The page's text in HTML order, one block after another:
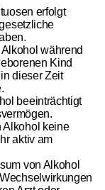
erfolgt
während
Kind
dieser Zeit
beeinträchtigt
Alkohol keine
aktiv am
von Alkohol